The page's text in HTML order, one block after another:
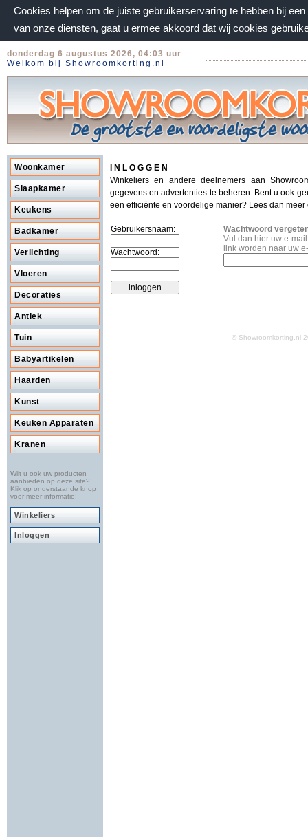
Cookies helpen om de juiste gebruikerservaring te hebben bij
van onze diensten, gaat u ermee akkoord dat wij cookies
donderdag 6 augustus 2026, 04:03 uur
Welkom bij Showroomkorting.nl
Woonkamer
Slaapkamer
Keukens
Badkamer
Verlichting
Vloeren
Decoraties
Antiek
Tuin
Babyartikelen
Haarden
Kunst
Keuken Apparaten
Kranen
Wilt u ook uw producten
aanbieden op deze site?
Klik op onderstaande knop
voor meer informatie!
Winkeliers
Inloggen
I N L O G G E N
Winkeliers en andere deelnemers aan
gegevens en advertenties te beheren. Bent u ook
een efficiënte en voordelige manier? Lees dan
Gebruikersnaam:
Wachtwoord:
Wachtwoord
Vul dan hier uw e-
link worden naar uw
©